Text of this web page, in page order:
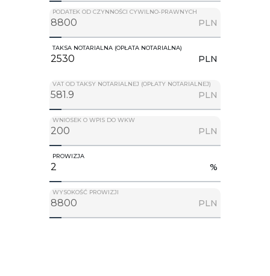
PODATEK OD CZYNNOŚCI CYWILNO-PRAWNYCH
PLN
TAKSA NOTARIALNA (OPŁATA NOTARIALNA)
PLN
VAT OD TAKSY NOTARIALNEJ (OPŁATY NOTARIALNEJ)
PLN
WNIOSEK O WPIS DO WKW
PLN
PROWIZJA
%
WYSOKOŚĆ PROWIZJI
PLN